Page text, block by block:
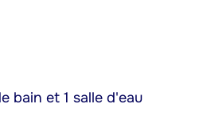
bain et 1 salle d'eau